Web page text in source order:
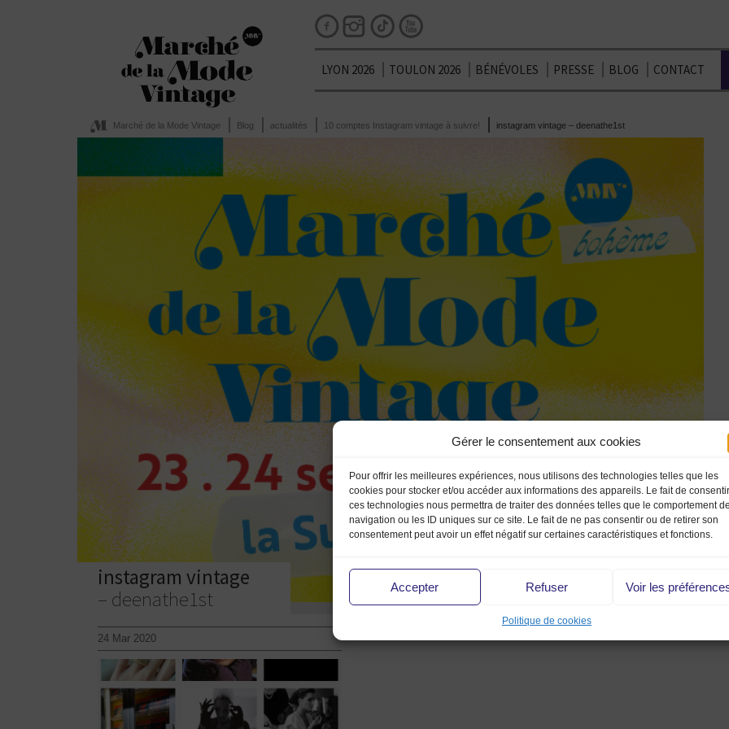
Gérer le consentement aux cookies
Pour offrir les meilleures expériences, nous utilisons des technologies telles que les
cookies pour stocker et/ou accéder aux informations des appareils. Le fait de
ces technologies nous permettra de traiter des données telles que le comportement de
navigation ou les ID uniques sur ce site. Le fait de ne pas consentir ou de retirer son
consentement peut avoir un effet négatif sur certaines caractéristiques et fonctions.
Accepter Refuser Voir les
Politique de cookies
LYON 2026 TOULON 2026 BÉNÉVOLES PRESSE BLOG CONTACT
Marché de la Mode Vintage Blog actualités 10 comptes Instagram vintage à suivre! instagram vintage – deenathe1st
instagram vintage
– deenathe1st
24 Mar 2020